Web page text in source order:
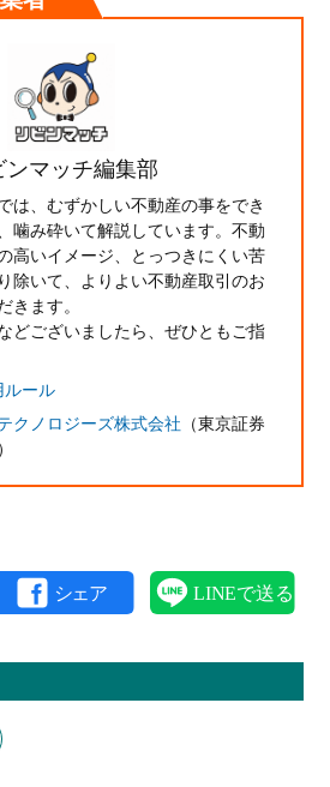
ンマッチ編集部
は、むずかしい不動産の事をでき
噛み砕いて解説しています。不動
高いイメージ、とっつきにくい苦
除いて、よりよい不動産取引のお
きます。
どございましたら、ぜひともご指
ルール
クノロジーズ株式会社 （東京証券